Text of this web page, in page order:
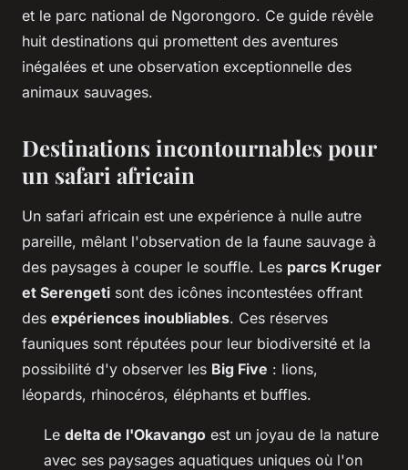
et le parc national de Ngorongoro. Ce guide révèle
huit destinations qui promettent des aventures
inégalées et une observation exceptionnelle des
animaux sauvages.
Destinations incontournables pour
un safari africain
Un safari africain est une expérience à nulle autre
pareille, mêlant l'observation de la faune sauvage à
des paysages à couper le souffle. Les parcs Kruger
et Serengeti sont des icônes incontestées offrant
des expériences inoubliables. Ces réserves
fauniques sont réputées pour leur biodiversité et la
possibilité d'y observer les Big Five : lions,
léopards, rhinocéros, éléphants et buffles.
Le delta de l'Okavango est un joyau de la nature
avec ses paysages aquatiques uniques où l'on